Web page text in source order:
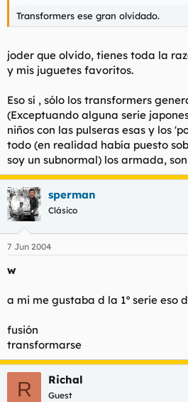
Transformers ese gran olvidado.
joder que olvido, tienes toda la
y mis juguetes favoritos.
Eso sí , sólo los transformers
(Exceptuando alguna serie
niños con las pulseras esas y los
todo (en realidad había puesto
soy un subnormal) los armada,
sperman
Clásico
7 Jun 2004
w
a mi me gustaba d la 1º serie eso d
fusión
transformarse
R Richal
Guest